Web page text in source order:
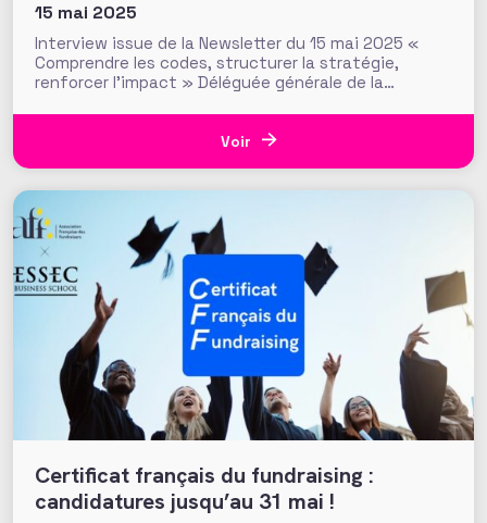
15 mai 2025
Interview issue de la Newsletter du 15 mai 2025 «
Comprendre les codes, structurer la stratégie,
renforcer l’impact » Déléguée générale de la
Carré a rejoint le secteur associatif après une
première carrière dans le privé. À la tête d’une
Voir
Certificat français du fundraising :
candidatures jusqu’au 31 mai !